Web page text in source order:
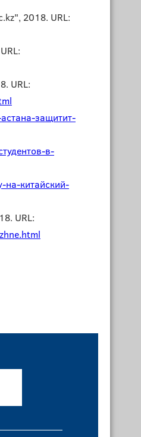
2018. URL:
URL:
защитит-
в-
китайский-
URL: